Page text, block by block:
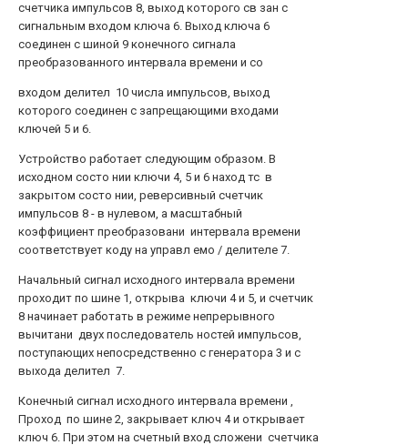
счетчика импульсов 8, выход которого св зан с
сигнальным входом ключа 6. Выход ключа 6
соединен с шиной 9 конечного сигнала
преобразованного интервала времени и со
входом делител 10 числа импульсов, выход
которого соединен с запрещающими входами
ключей 5 и 6.
Устройство работает следующим образом. В
исходном состо нии ключи 4, 5 и 6 наход тс в
закрытом состо нии, реверсивный счетчик
импульсов 8 - в нулевом, а масштабный
коэффициент преобразовани интервала времени
соответствует коду на управл емо / делителе 7.
Начальный сигнал исходного интервала времени
проходит по шине 1, открыва ключи 4 и 5, и счетчик
8 начинает работать в режиме непрерывного
вычитани двух последователь ностей импульсов,
поступающих непосредственно с генератора 3 и с
выхода делител 7.
Конечный сигнал исходного интервала времени ,
Проход по шине 2, закрывает ключ 4 и открывает
ключ 6. При этом на счетный вход сложени счетчика